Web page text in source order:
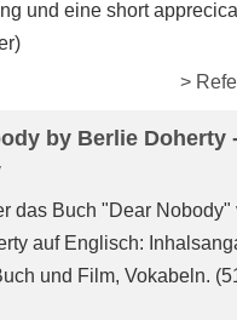
und eine short
>
by Berlie Doherty
das Buch "Dear Nobody"
auf Englisch:
und Film, Vokabeln.